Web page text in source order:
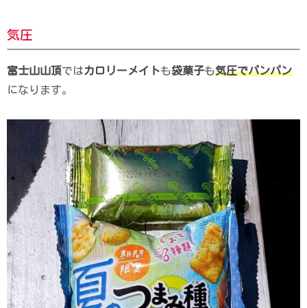
気圧
富士山山頂ではカロリーメイトも袋菓子も気圧でパンパン
になります。